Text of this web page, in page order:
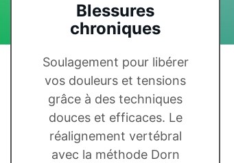
Blessures
chroniques
Soulagement pour libérer
vos douleurs et tensions
grâce à des techniques
douces et efficaces. Le
réalignement vertébral
avec la méthode Dorn